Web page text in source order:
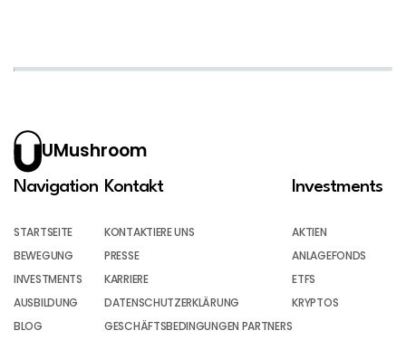
UMushroom
Navigation
STARTSEITE
BEWEGUNG
INVESTMENTS
AUSBILDUNG
BLOG
Kontakt
KONTAKTIERE UNS
PRESSE
KARRIERE
DATENSCHUTZERKLÄRUNG
GESCHÄFTSBEDINGUNGEN PARTNERS
Investments
AKTIEN
ANLAGEFONDS
ETFS
KRYPTOS